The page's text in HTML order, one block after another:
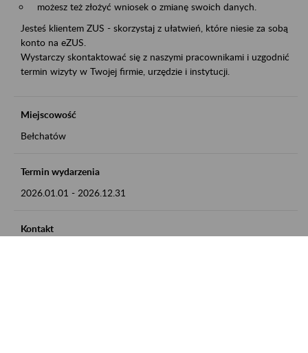
możesz też złożyć wniosek o zmianę swoich danych.
Jesteś klientem ZUS - skorzystaj z ułatwień, które niesie za sobą
konto na eZUS.
Wystarczy skontaktować się z naszymi pracownikami i uzgodnić
termin wizyty w Twojej firmie, urzędzie i instytucji.
Miejscowość
Bełchatów
Termin wydarzenia
2026.01.01 - 2026.12.31
Kontakt